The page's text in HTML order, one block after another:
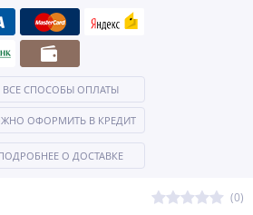
(0)
ВСЕ СПОСОБЫ ОПЛАТЫ
ОФОРМИТЬ В КРЕДИТ
О ДОСТАВКЕ